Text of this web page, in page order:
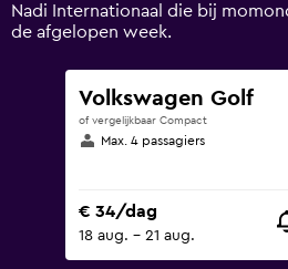
Nadi Internationaal die bij
de afgelopen week.
Volkswagen Golf
of vergelijkbaar Compact
Max. 4 passagiers
€ 34/dag
18 aug. - 21 aug.